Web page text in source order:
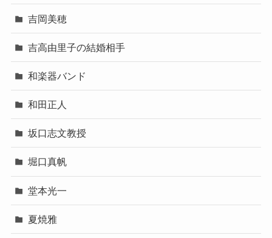
吉岡美穂
吉高由里子の結婚相手
和楽器バンド
和田正人
坂口志文教授
堀口真帆
堂本光一
夏焼雅